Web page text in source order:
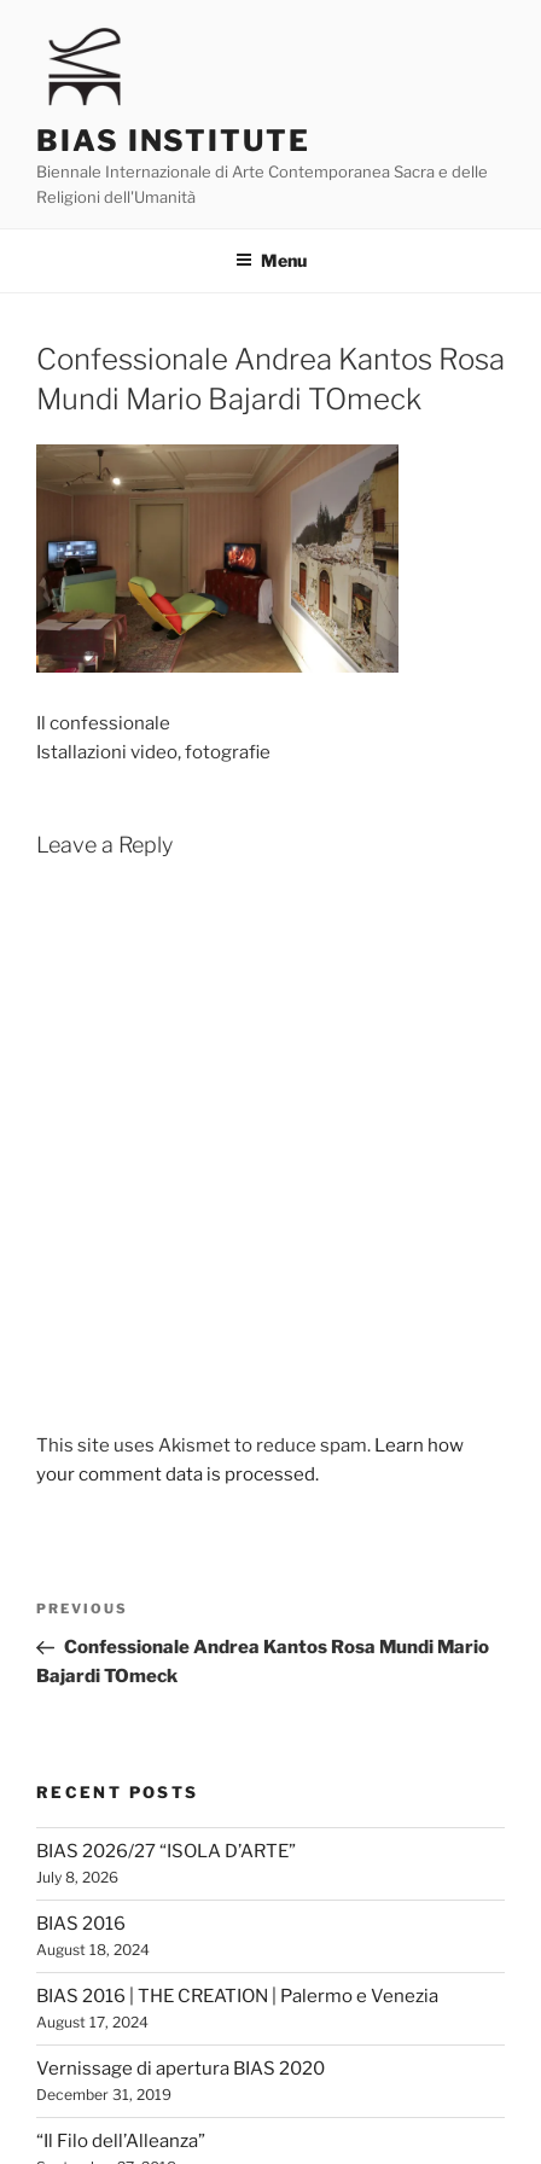
content
BIAS INSTITUTE
Biennale Internazionale di Arte Contemporanea Sacra e delle
Religioni dell'Umanità
Menu
Confessionale Andrea Kantos Rosa
Mundi Mario Bajardi TOmeck
Il confessionale
Istallazioni video, fotografie
Leave a Reply
This site uses Akismet to reduce spam. Learn how
your comment data is processed.
Previous
Post
PREVIOUS
Confessionale Andrea Kantos Rosa Mundi Mario
Bajardi TOmeck
RECENT POSTS
BIAS 2026/27 “ISOLA D’ARTE”
July 8, 2026
BIAS 2016
August 18, 2024
BIAS 2016 | THE CREATION | Palermo e Venezia
August 17, 2024
Vernissage di apertura BIAS 2020
December 31, 2019
“Il Filo dell’Alleanza”